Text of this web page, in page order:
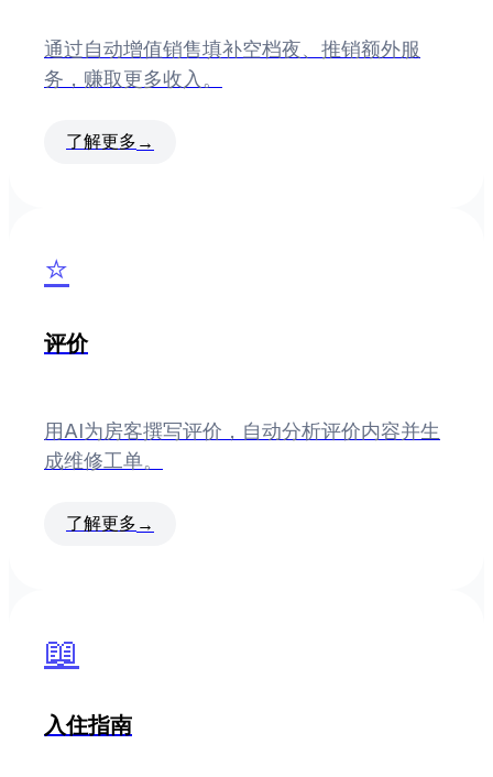
通过自动增值销售填补空档夜、推销额外服
务，赚取更多收入。
了解更多 →
⭐
评价
用AI为房客撰写评价，自动分析评价内容并生
成维修工单。
了解更多 →
📖
入住指南